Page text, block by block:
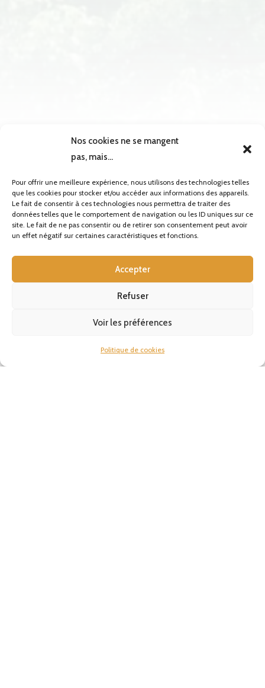
Nos cookies ne se mangent
pas, mais...
Pour offrir une meilleure expérience, nous utilisons des technologies telles
que les cookies pour stocker et/ou accéder aux informations des appareils.
Le fait de consentir à ces technologies nous permettra de traiter des
données telles que le comportement de navigation ou les ID uniques sur ce
site. Le fait de ne pas consentir ou de retirer son consentement peut avoir
un effet négatif sur certaines caractéristiques et fonctions.
Accepter
Refuser
Voir les préférences
Politique de cookies
Le Haut violu, récemment réhabilité avec le
souci de matériaux naturels, offre sous sa
toiture de bardeaux de mélèze une ambiance
résolument contemporaine.